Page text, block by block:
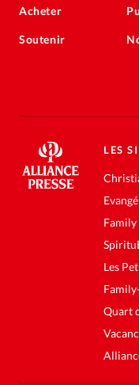
Acheter
Soutenir
LES
Family
Les
Quart